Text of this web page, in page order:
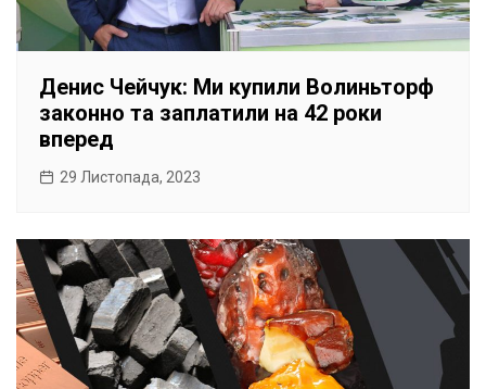
Денис Чейчук: Ми купили Волиньторф
законно та заплатили на 42 роки
вперед
29 Листопада, 2023